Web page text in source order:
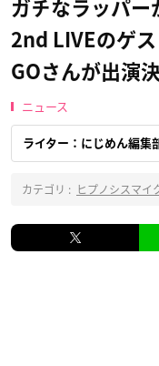
ガチなラッパー
2nd LIVEのゲ
GOさんが出演決
ニュース
ライター：にじめん編集
カテゴリ : ヒプノシスマイ